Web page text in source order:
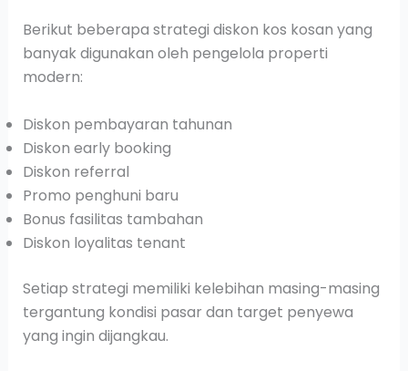
Berikut beberapa strategi diskon kos kosan yang
banyak digunakan oleh pengelola properti
modern:
Diskon pembayaran tahunan
Diskon early booking
Diskon referral
Promo penghuni baru
Bonus fasilitas tambahan
Diskon loyalitas tenant
Setiap strategi memiliki kelebihan masing-masing
tergantung kondisi pasar dan target penyewa
yang ingin dijangkau.